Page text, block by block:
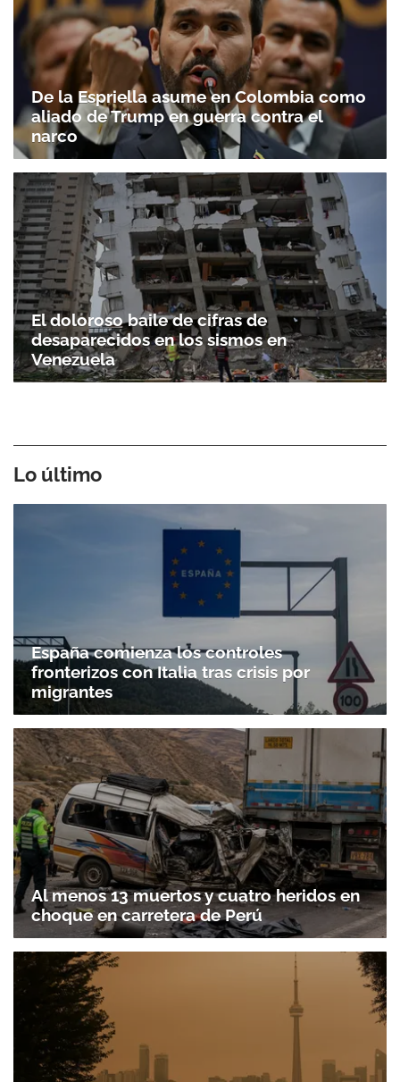
De la Espriella asume en Colombia como
aliado de Trump en guerra contra el
narco
El doloroso baile de cifras de
desaparecidos en los sismos en
Venezuela
Lo último
España comienza los controles
fronterizos con Italia tras crisis por
migrantes
Al menos 13 muertos y cuatro heridos en
choque en carretera de Perú